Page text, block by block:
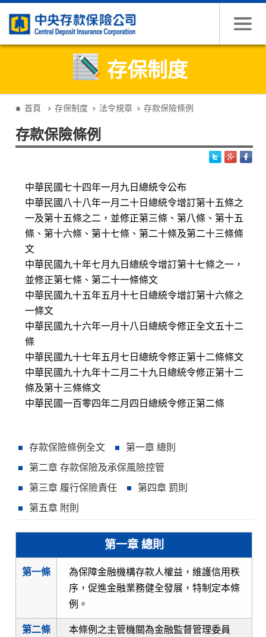
存保制度
首頁 存保制度 法令規章 存款保險條例
存款保險條例
中華民國七十四年一月九日總統令公布
中華民國八十八年一月二十日總統令增訂第十五條之
一及第十五條之二，並修正第三條、第八條、第十五
條、第十六條、第十七條、第二十條及第二十三條條
文
中華民國九十年七月九日總統令增訂第十七條之一，
並修正第七條、第二十一條條文
中華民國九十五年五月十七日總統令增訂第十六條之
一條文
中華民國九十六年一月十八日總統令修正全文五十二
條
中華民國九十七年五月七日總統令修正第十二條條文
中華民國九十九年十二月二十九日總統令修正第十二
條及第十三條條文
中華民國一百零四年二月四日總統令修正第二條
存款保險條例全文
第一章 總則
第二章 存款保險及承保風險控管
第三章 履行保險責任
第四章 罰則
第五章 附則
第一章 總則
第一條
為保障金融機構存款人權益，維護信用秩
序，促進金融業務健全發展，特制定本條
例。
第二條
本條例之主管機關為金融監督管理委員